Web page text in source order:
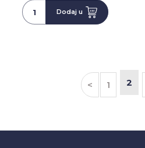
Dodaj u
< 1 2